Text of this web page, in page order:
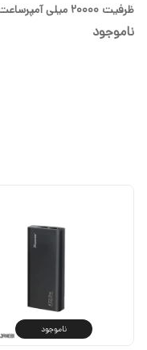
ظرفیت 20000 میلی آمپرساعت
ناموجود
ناموجود